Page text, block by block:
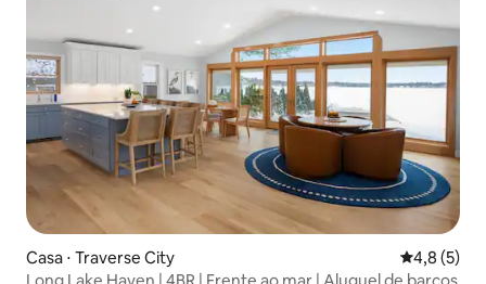
Casa ⋅ Traverse City 4,8 de
4,8 (5)